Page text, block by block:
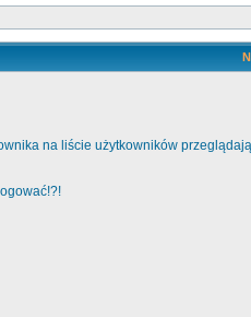
na liście użytkowników